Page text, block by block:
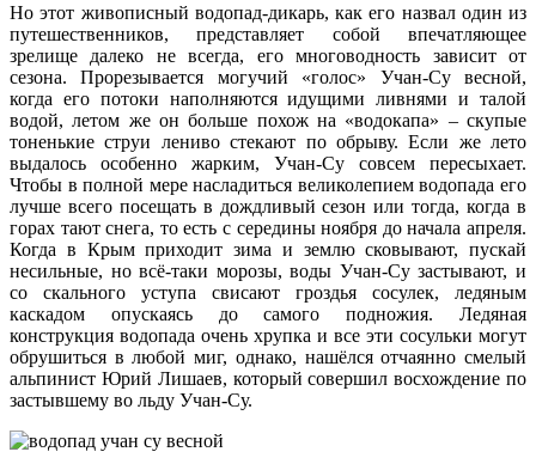
Но этот живописный водопад-дикарь, как его назвал один из
путешественников, представляет собой впечатляющее
зрелище далеко не всегда, его многоводность зависит от
сезона. Прорезывается могучий «голос» Учан-Су весной,
когда его потоки наполняются идущими ливнями и талой
водой, летом же он больше похож на «водокапа» – скупые
тоненькие струи лениво стекают по обрыву. Если же лето
выдалось особенно жарким, Учан-Су совсем пересыхает.
Чтобы в полной мере насладиться великолепием водопада его
лучше всего посещать в дождливый сезон или тогда, когда в
горах тают снега, то есть с середины ноября до начала апреля.
Когда в Крым приходит зима и землю сковывают, пускай
несильные, но всё-таки морозы, воды Учан-Су застывают, и
со скального уступа свисают гроздья сосулек, ледяным
каскадом опускаясь до самого подножия. Ледяная
конструкция водопада очень хрупка и все эти сосульки могут
обрушиться в любой миг, однако, нашёлся отчаянно смелый
альпинист Юрий Лишаев, который совершил восхождение по
застывшему во льду Учан-Су.